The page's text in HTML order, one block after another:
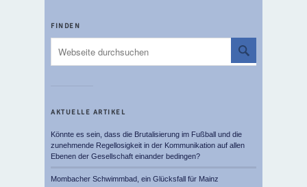
FINDEN
AKTUELLE ARTIKEL
Könnte es sein, dass die Brutalisierung im Fußball und die
zunehmende Regellosigkeit in der Kommunikation auf allen
Ebenen der Gesellschaft einander bedingen?
Mombacher Schwimmbad, ein Glücksfall für Mainz